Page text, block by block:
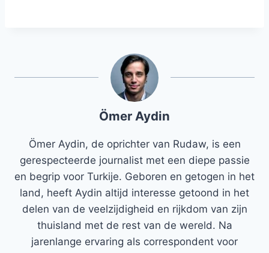
Ömer Aydin
Ömer Aydin, de oprichter van Rudaw, is een
gerespecteerde journalist met een diepe passie
en begrip voor Turkije. Geboren en getogen in het
land, heeft Aydin altijd interesse getoond in het
delen van de veelzijdigheid en rijkdom van zijn
thuisland met de rest van de wereld. Na
jarenlange ervaring als correspondent voor